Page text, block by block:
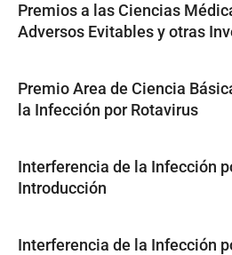
Premios a las Ciencias
Adversos Evitables y otras
Premio Area de Ciencia
la Infección por Rotavirus
Interferencia de la Infección
Introducción
Interferencia de la Infección